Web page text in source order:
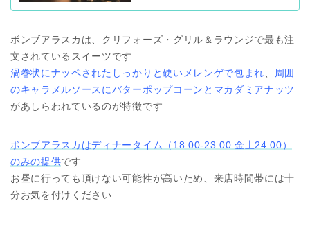
ボンブアラスカは、クリフォーズ・グリル＆ラウンジで最も注
文されているスイーツです
渦巻状にナッペされたしっかりと硬いメレンゲで包まれ、 周囲
のキャラメルソースにバターポップコーンとマカダミアナッツ
があしらわれているのが特徴です
ボンブアラスカはディナータイム（18:00-23:00 金土24:00）
のみの提供です
お昼に行っても頂けない可能性が高いため、来店時間帯には十
分お気を付けください